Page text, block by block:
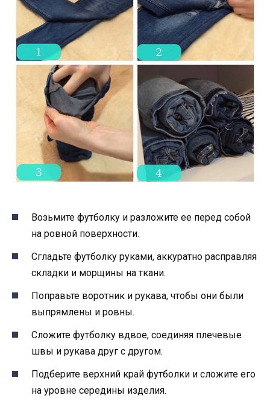
Возьмите футболку и разложите ее перед собой
на ровной поверхности.
Сгладьте футболку руками, аккуратно расправляя
складки и морщины на ткани.
Поправьте воротник и рукава, чтобы они были
выпрямлены и ровны.
Сложите футболку вдвое, соединяя плечевые
швы и рукава друг с другом.
Подберите верхний край футболки и сложите его
на уровне середины изделия.